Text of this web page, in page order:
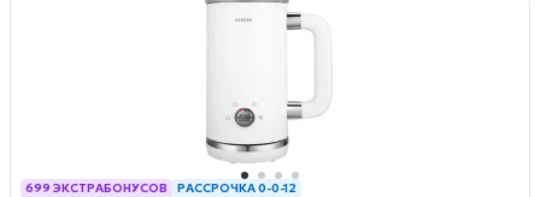
699 ЭКСТРАБОНУСОВ РАССРОЧКА 0-0-12